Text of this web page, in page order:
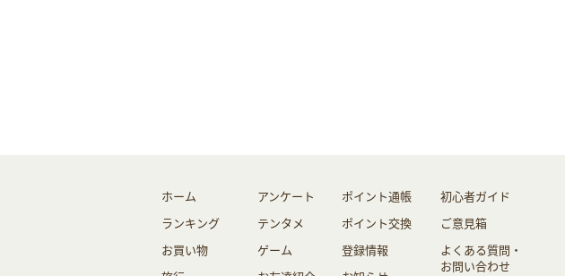
ホーム
ランキング
お買い物
アンケート
テンタメ
ゲーム
ポイント通帳
ポイント交換
登録情報
初心者ガイド
ご意見箱
よくある質問・
お問い合わせ